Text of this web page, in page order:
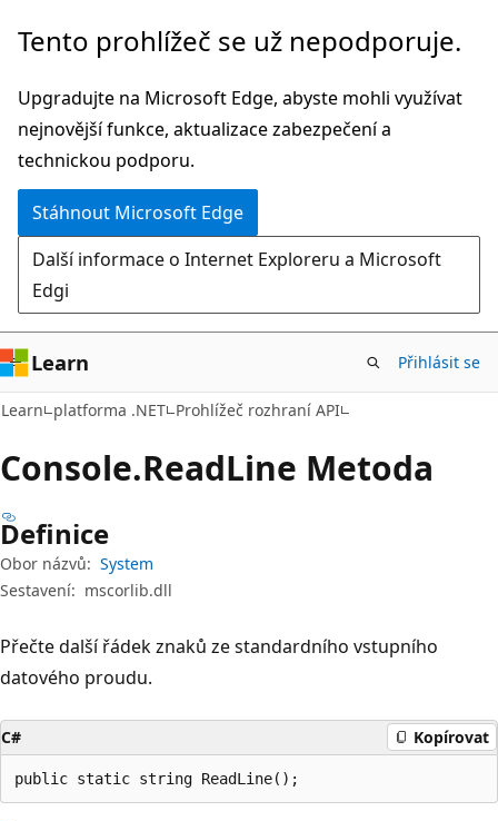
Přeskočit
hlavní
obsah
Přeskočit
navigaci
na
stránce
Tento prohlížeč se už nepodporuje.
Upgradujte na Microsoft Edge, abyste mohli využívat
nejnovější funkce, aktualizace zabezpečení a
technickou podporu.
Stáhnout Microsoft Edge
Další informace o Internet Exploreru a Microsoft
Edgi
Learn Přihlásit se
Learn platforma .NET Prohlížeč rozhraní API
Console.ReadLine Metoda
Definice
Obor názvů: System
Sestavení: mscorlib.dll
Přečte další řádek znaků ze standardního vstupního
datového proudu.
C# Kopírovat
public static string ReadLine();